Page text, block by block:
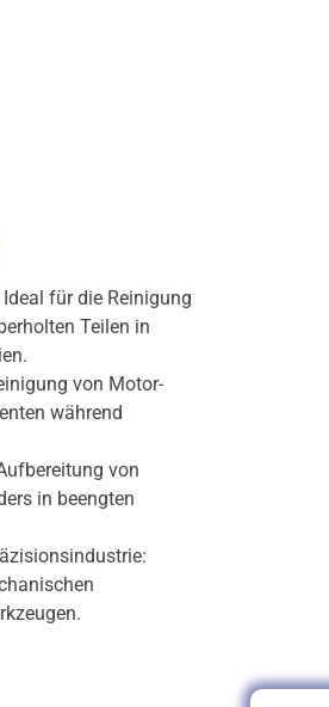
für die Reinigung
Teilen in
von Motor-
während
von
in beengten